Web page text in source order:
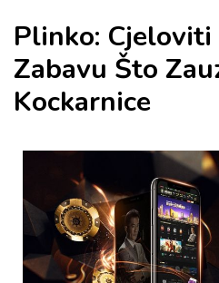
Plinko:
Zabavu Što
Kockarnice